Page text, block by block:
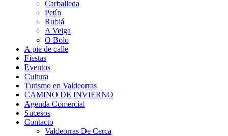
Carballeda
Petín
Rubiá
A Veiga
O Bolo
A pie de calle
Fiestas
Eventos
Cultura
Turismo en Valdeorras
CAMINO DE INVIERNO
Agenda Comercial
Sucesos
Contacto
Valdeorras De Cerca